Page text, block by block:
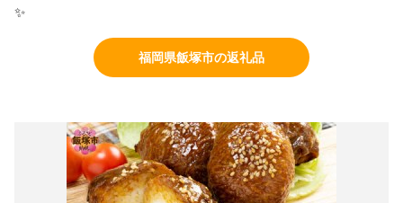
✨
福岡県飯塚市の返礼品